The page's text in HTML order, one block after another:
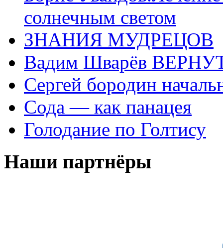
солнечным светом
ЗНАНИЯ МУДРЕЦОВ
Вадим Шварёв
Сергей бородин
Сода — как панацея
Голодание по Голтису
Наши партнёры